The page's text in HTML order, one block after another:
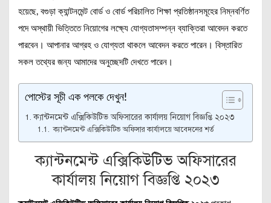
হয়েছে, বগুড়া ক্যান্টনমেন্ট বোর্ড ও বোর্ড পরিচালিত শিক্ষা প্রতিষ্ঠানসমূহের নিম্নবর্ণিত
পদে অস্থায়ী ভিত্তিতে নিয়োগের লক্ষ্যে যোগ্যতাসম্পন্ন ব্যাক্তিরা আবেদন করতে
পারবেন। আপানার আগ্রহ ও যোগ্যতা থাকলে আবেদন করতে পারেন। বিস্তারিত
সকল তথ্যের জন্য আমাদের অনুচ্ছেদটি দেখতে পারেন।
পোস্টের সূচী এক পলকে দেখুন!
ক্যান্টনমেন্ট এক্সিকিউটিভ অফিসারের কার্যালয় নিয়োগ বিজ্ঞপ্তি ২০২৩
ক্যান্টনমেন্ট এক্সিকিউটিভ অফিসার কার্যালয়ে আবেদনের শর্ত
ক্যান্টনমেন্ট এক্সিকিউটিভ অফিসারের
কার্যালয় নিয়োগ বিজ্ঞপ্তি ২০২৩